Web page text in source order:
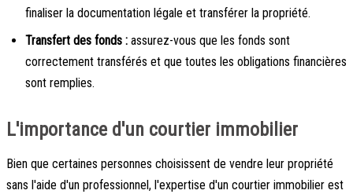
finaliser la documentation légale et transférer la propriété.
Transfert des fonds : assurez-vous que les fonds sont
correctement transférés et que toutes les obligations financières
sont remplies.
L'importance d'un courtier immobilier
Bien que certaines personnes choisissent de vendre leur propriété
sans l'aide d'un professionnel, l'expertise d'un courtier immobilier est